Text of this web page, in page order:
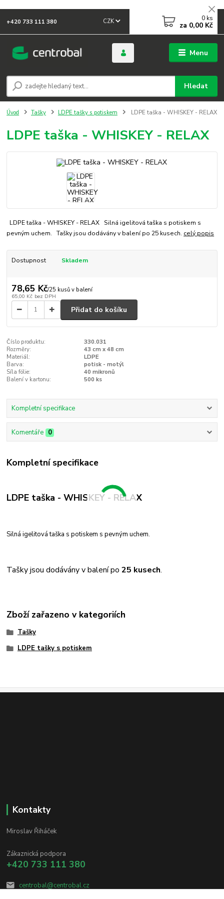
Menu
CZK
Hledat
+420 733 111 380 0 ks
za 0,00 Kč
Úvod Tašky LDPE tašky s potiskem LDPE taška - WHISKEY - RELAX
LDPE taška - WHISKEY - RELAX
LDPE taška - WHISKEY - RELAX Silná igelitová taška s potiskem s
pevným uchem. Tašky jsou dodávány v balení po 25 kusech. celý popis
Dostupnost Skladem
78,65 Kč/25 kusů v balení
65,00 Kč bez DPH
Přidat do košíku
Číslo produktu:
330.031
Rozměry:
43 cm x 48 cm
Materiál:
LDPE
Barva:
potisk - motýl
Síla fólie:
40 mikronů
Balení v kartonu:
500 ks
Kompletní specifikace
Komentáře 0
Kompletní specifikace
LDPE taška - WHISKEY - RELAX
Silná igelitová taška s potiskem s pevným uchem.
Tašky jsou dodávány v balení po25 kusech.
Zboží zařazeno v kategoriích
Tašky
LDPE tašky s potiskem
Kontakty
Miroslav Řiháček
Zákaznická podpora
+420 733 111 380
centrobal@centrobal.cz